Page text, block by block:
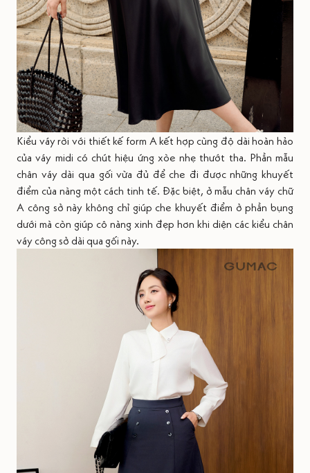
Kiểu váy rời với thiết kế form A kết hợp cùng độ dài hoàn hảo
của váy midi có chút hiệu ứng xòe nhẹ thướt tha. Phần mẫu
chân váy dài qua gối vừa đủ để che đi được những khuyết
điểm của nàng một cách tinh tế. Đặc biệt, ở mẫu chân váy chữ
A công sở này không chỉ giúp che khuyết điểm ở phần bụng
dưới mà còn giúp cô nàng xinh đẹp hơn khi diện các kiểu chân
váy công sở dài qua gối này.